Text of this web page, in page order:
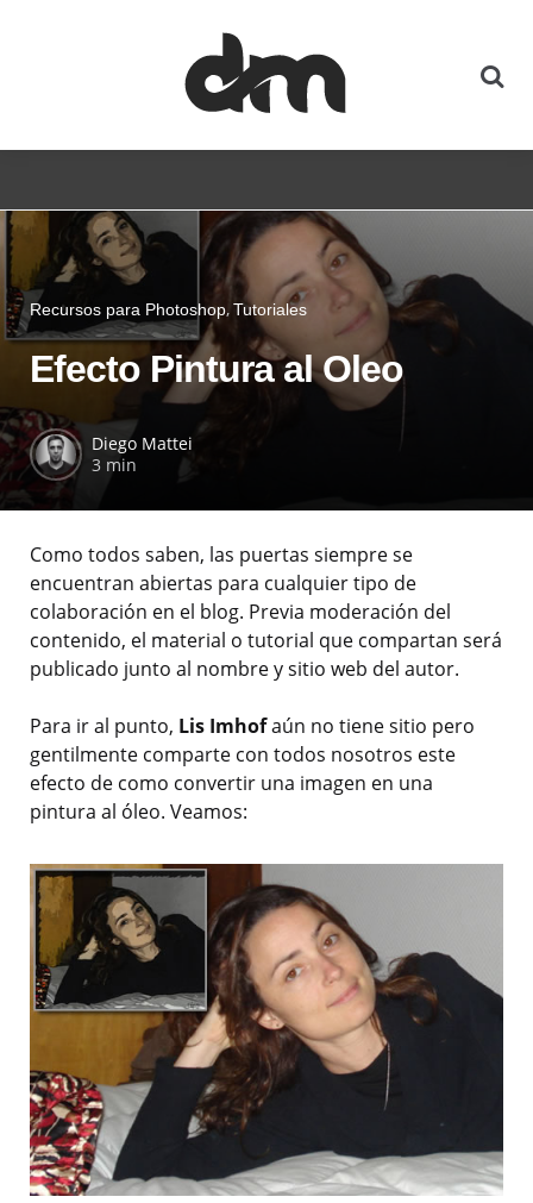
Recursos para Photoshop Tutoriales
Efecto Pintura al Oleo
Diego Mattei
3 min
Como todos saben, las puertas siempre se
encuentran abiertas para cualquier tipo de
colaboración en el blog. Previa moderación del
contenido, el material o tutorial que compartan será
publicado junto al nombre y sitio web del autor.
Para ir al punto, Lis Imhofaún no tiene sitio pero
gentilmente comparte con todos nosotros este
efecto de como convertir una imagen en una
pintura al óleo. Veamos: